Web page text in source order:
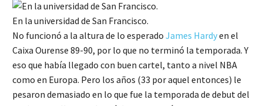
En la universidad de San Francisco.
No funcionó a la altura de lo esperado James Hardyen el
Caixa Ourense 89-90, por lo que no terminó la temporada. Y
eso que había llegado con buen cartel, tanto a nivel NBA
como en Europa. Pero los años (33 por aquel entonces) le
pesaron demasiado en lo que fue la temporada de debut del